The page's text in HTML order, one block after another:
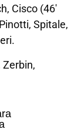
Cisco (46′
Spitale,